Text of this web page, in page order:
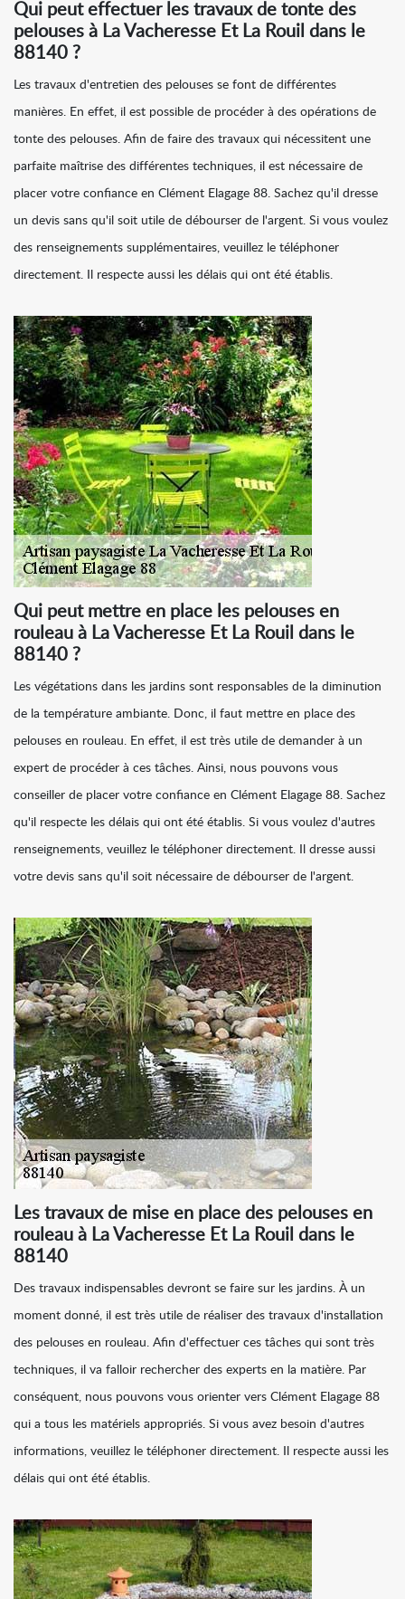
Qui peut effectuer les travaux de tonte des
pelouses à La Vacheresse Et La Rouil dans le
88140 ?
Les travaux d'entretien des pelouses se font de différentes
manières. En effet, il est possible de procéder à des opérations de
tonte des pelouses. Afin de faire des travaux qui nécessitent une
parfaite maîtrise des différentes techniques, il est nécessaire de
placer votre confiance en Clément Elagage 88. Sachez qu'il dresse
un devis sans qu'il soit utile de débourser de l'argent. Si vous voulez
des renseignements supplémentaires, veuillez le téléphoner
directement. Il respecte aussi les délais qui ont été établis.
Qui peut mettre en place les pelouses en
rouleau à La Vacheresse Et La Rouil dans le
88140 ?
Les végétations dans les jardins sont responsables de la diminution
de la température ambiante. Donc, il faut mettre en place des
pelouses en rouleau. En effet, il est très utile de demander à un
expert de procéder à ces tâches. Ainsi, nous pouvons vous
conseiller de placer votre confiance en Clément Elagage 88. Sachez
qu'il respecte les délais qui ont été établis. Si vous voulez d'autres
renseignements, veuillez le téléphoner directement. Il dresse aussi
votre devis sans qu'il soit nécessaire de débourser de l'argent.
Les travaux de mise en place des pelouses en
rouleau à La Vacheresse Et La Rouil dans le
88140
Des travaux indispensables devront se faire sur les jardins. À un
moment donné, il est très utile de réaliser des travaux d'installation
des pelouses en rouleau. Afin d'effectuer ces tâches qui sont très
techniques, il va falloir rechercher des experts en la matière. Par
conséquent, nous pouvons vous orienter vers Clément Elagage 88
qui a tous les matériels appropriés. Si vous avez besoin d'autres
informations, veuillez le téléphoner directement. Il respecte aussi les
délais qui ont été établis.